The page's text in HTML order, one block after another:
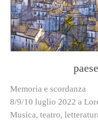
Memoria e scordanza
8/9/10 luglio 2022 a
Musica, teatro,